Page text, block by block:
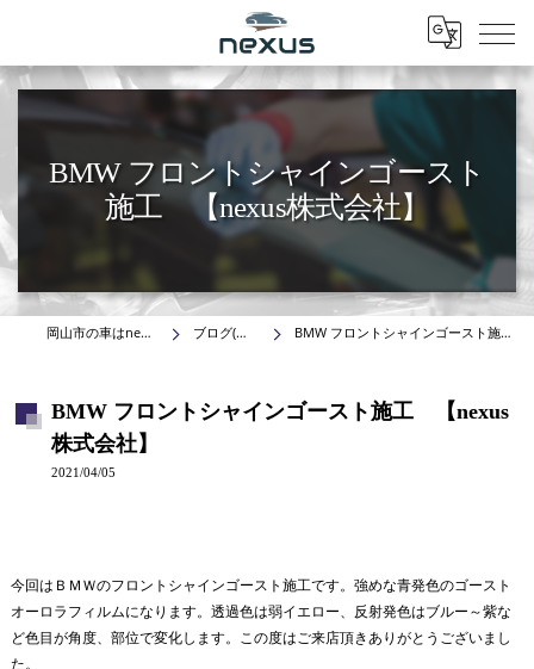
Menu
BMW フロントシャインゴースト
施工 【nexus株式会社】
岡山市の車はnexus株式会社 ブログ(施工事例) BMW フロントシャインゴースト施工 【nexus株式会社】
BMW フロントシャインゴースト施工 【nexus
株式会社】
2021/04/05
今回はＢＭＷのフロントシャインゴースト施工です。強めな青発色のゴースト
オーロラフィルムになります。透過色は弱イエロー、反射発色はブルー～紫な
ど色目が角度、部位で変化します。この度はご来店頂きありがとうございまし
た。